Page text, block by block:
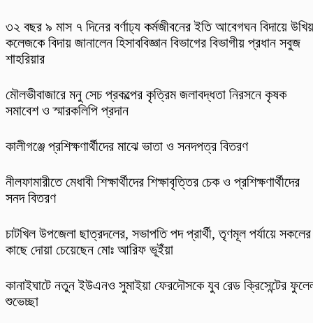
৩২ বছর ৯ মাস ৭ দিনের বর্ণাঢ্য কর্মজীবনের ইতি আবেগঘন বিদায়ে
কলেজকে বিদায় জানালেন হিসাববিজ্ঞান বিভাগের বিভাগীয় প্রধান সবুজ
শাহরিয়ার
মৌলভীবাজারে মনু সেচ প্রকল্পের কৃত্রিম জলাবদ্ধতা নিরসনে কৃষক
সমাবেশ ও স্মারকলিপি প্রদান
কালীগঞ্জে প্রশিক্ষণার্থীদের মাঝে ভাতা ও সনদপত্র বিতরণ
নীলফামারীতে মেধাবী শিক্ষার্থীদের শিক্ষাবৃত্তির চেক ও প্রশিক্ষণার্থীদের
সনদ বিতরণ
চাটখিল উপজেলা ছাত্রদলের, সভাপতি পদ প্রার্থী, তৃণমূল পর্যায়ে সকলের
কাছে দোয়া চেয়েছেন মোঃ আরিফ ভূইঁয়া
কানাইঘাটে নতুন ইউএনও সুমাইয়া ফেরদৌসকে যুব রেড ক্রিসেন্টের
শুভেচ্ছা